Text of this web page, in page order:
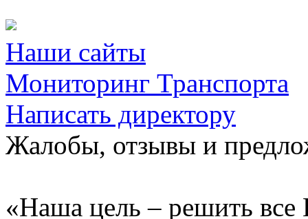
Наши сайты
Мониторинг Транспорта
Написать директору
Жалобы, отзывы и
«Наша цель – решить все